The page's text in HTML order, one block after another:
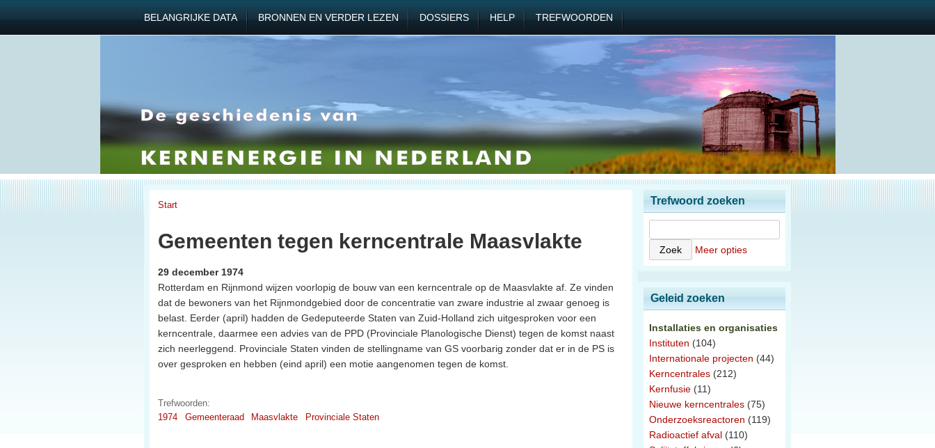
BELANGRIJKE DATA BRONNEN EN VERDER LEZEN DOSSIERS HELP TREFWOORDEN
Start
Gemeenten tegen kerncentrale Maasvlakte
29 december 1974
Rotterdam en Rijnmond wijzen voorlopig de bouw van een kerncentrale op de Maasvlakte af. Ze vinden
dat de bewoners van het Rijnmondgebied door de concentratie van zware industrie al zwaar genoeg is
belast. Eerder (april) hadden de Gedeputeerde Staten van Zuid-Holland zich uitgesproken voor een
kerncentrale, daarmee een advies van de PPD (Provinciale Planologische Dienst) tegen de komst naast
zich neerleggend. Provinciale Staten vinden de stellingname van GS voorbarig zonder dat er in de PS is
over gesproken en hebben (eind april) een motie aangenomen tegen de komst.
Trefwoorden:
1974
Gemeenteraad Maasvlakte Provinciale Staten
Trefwoord zoeken
Meer opties
Geleid zoeken
Installaties en organisaties
Instituten (104)
Internationale projecten (44)
Kerncentrales (212)
Kernfusie (11)
Nieuwe kerncentrales (75)
Onderzoeksreactoren (119)
Radioactief afval (110)